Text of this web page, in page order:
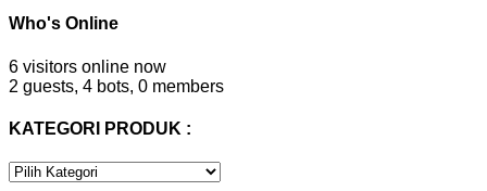
Who's Online
6 visitors online now
2 guests, 4 bots, 0 members
KATEGORI PRODUK :
KATEGORI